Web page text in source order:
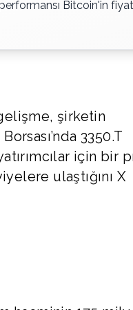
Bitcoin'in fiyat
şirketin
3350.T
için bir
ulaştığını X